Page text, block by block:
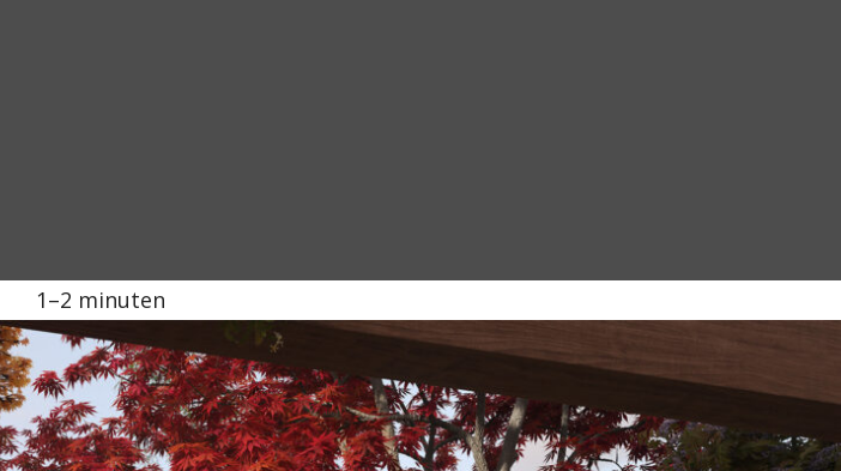
1–2 minuten